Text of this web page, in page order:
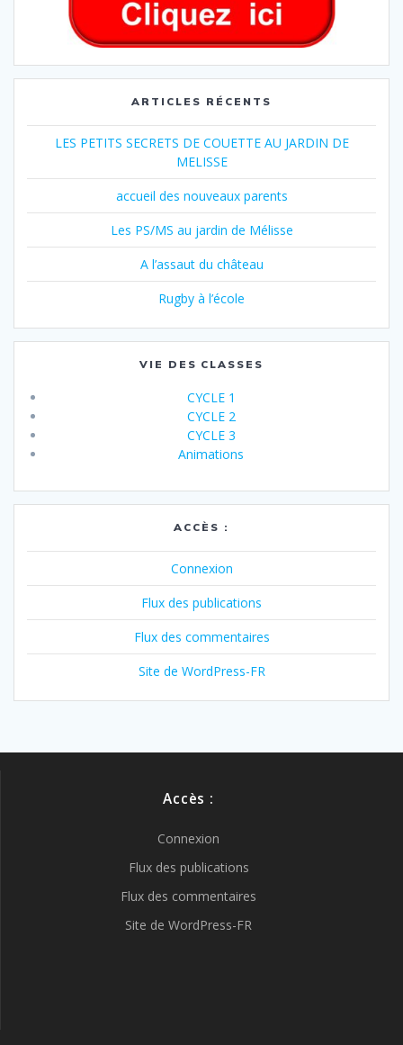
ARTICLES RÉCENTS
LES PETITS SECRETS DE COUETTE AU JARDIN DE
MELISSE
accueil des nouveaux parents
Les PS/MS au jardin de Mélisse
A l’assaut du château
Rugby à l’école
VIE DES CLASSES
CYCLE 1
CYCLE 2
CYCLE 3
Animations
ACCÈS :
Connexion
Flux des publications
Flux des commentaires
Site de WordPress-FR
Accès :
Connexion
Flux des publications
Flux des commentaires
Site de WordPress-FR